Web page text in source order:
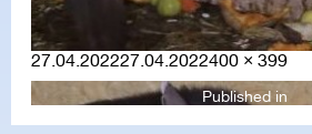
Posted
on
27.04.202227.04.2022Full
size
400 × 399
Published in